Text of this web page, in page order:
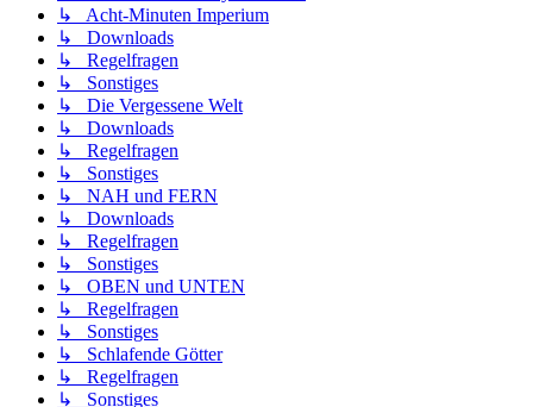
↳ Acht-Minuten Imperium
↳ Downloads
↳ Regelfragen
↳ Sonstiges
↳ Die Vergessene Welt
↳ Downloads
↳ Regelfragen
↳ Sonstiges
↳ NAH und FERN
↳ Downloads
↳ Regelfragen
↳ Sonstiges
↳ OBEN und UNTEN
↳ Regelfragen
↳ Sonstiges
↳ Schlafende Götter
↳ Regelfragen
↳ Sonstiges